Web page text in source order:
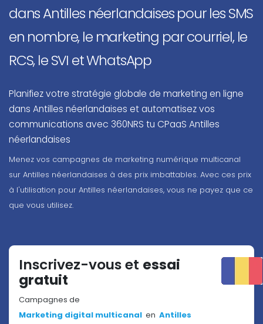
dans Antilles néerlandaises pour les SMS
en nombre, le marketing par courriel, le
RCS, le SVI et WhatsApp
Planifiez votre stratégie globale de marketing en ligne
dans Antilles néerlandaises et automatisez vos
communications avec 360NRS tu CPaaS Antilles
néerlandaises
Menez vos campagnes de marketing numérique multicanal
sur Antilles néerlandaises à des prix imbattables. Avec ces prix
à l'utilisation pour Antilles néerlandaises, vous ne payez que ce
que vous utilisez.
Inscrivez-vous et essai
gratuit
Campagnes de
Marketing digital multicanal en Antilles